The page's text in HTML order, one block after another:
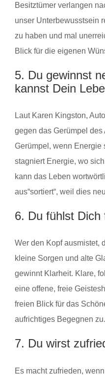
Besitztümer verlangen
unser Unterbewusstsein
zu haben und mal
Blick für die eigenen
5. Du gewinnst
kannst Dein
Laut Karen Kingston,
gegen das Gerümpel des
Gerümpel, wenn Energie
stagniert Energie, wo
kann das Leben
aus“sortiert“, weil dies
6. Du fühlst Dich
Wer den Kopf ausmistet,
kleine Sorgen und alte
gewinnt Klarheit. Klare,
eine offene, freie
freien Blick für das
aufrichtiges Begegnen zu.
7. Du wirst
Es macht zufrieden,